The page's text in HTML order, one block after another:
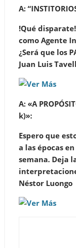
A:
!Qué
como Agente
¿Será que los
Juan Luis
A: «A
k)»:
Espero que
a las épocas
semana. Deja
Néstor Luongo